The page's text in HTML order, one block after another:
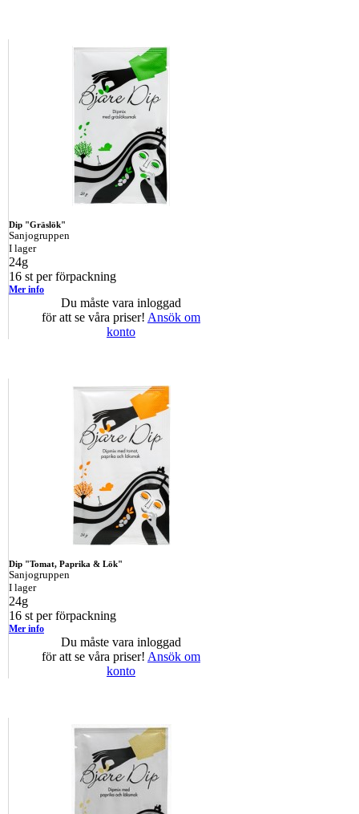
Dip "Gräslök"
Sanjogruppen
I lager
24g
16 st per förpackning
Mer info
Du måste vara inloggad
för att se våra priser! Ansök om
konto
Dip "Tomat, Paprika & Lök"
Sanjogruppen
I lager
24g
16 st per förpackning
Mer info
Du måste vara inloggad
för att se våra priser! Ansök om
konto